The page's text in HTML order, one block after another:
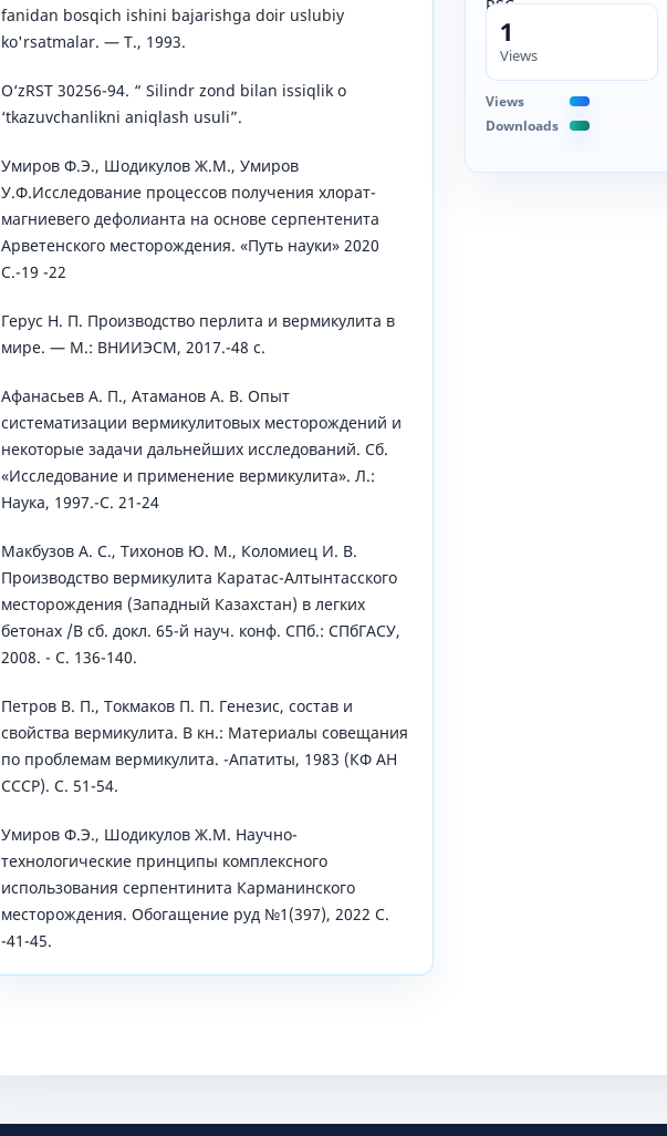
fanidan bosqich ishini bajarishga doir uslubiy
ko'rsatmalar. — Т., 1993.
O‘zRST 30256-94. “ Silindr zond bilan issiqlik o
‘tkazuvchanlikni aniqlash usuli”.
Умиров Ф.Э., Шодикулов Ж.М., Умиров
У.Ф.Исследование процессов получения хлорат-
магниевего дефолианта на основе серпентенита
Арветенского месторождения. «Путь науки» 2020
С.-19 -22
Герус Н. П. Производство перлита и вермикулита в
мире. — М.: ВНИИЭСМ, 2017.-48 с.
Афанасьев А. П., Атаманов А. В. Опыт
систематизации вермикулитовых месторождений и
некоторые задачи дальнейших исследований. Сб.
«Исследование и применение вермикулита». Л.:
Наука, 1997.-С. 21-24
Макбузов А. С., Тихонов Ю. М., Коломиец И. В.
Производство вермикулита Каратас-Алтынтасского
месторождения (Западный Казахстан) в легких
бетонах /В сб. докл. 65-й науч. конф. СПб.: СПбГАСУ,
2008. - С. 136-140.
Петров В. П., Токмаков П. П. Генезис, состав и
свойства вермикулита. В кн.: Материалы совещания
по проблемам вермикулита. -Апатиты, 1983 (КФ АН
СССР). С. 51-54.
Умиров Ф.Э., Шодикулов Ж.М. Научно-
технологические принципы комплексного
использования серпентинита Карманинского
месторождения. Обогащение руд №1(397), 2022 С.
-41-45.
1
Views
Views
Downloads